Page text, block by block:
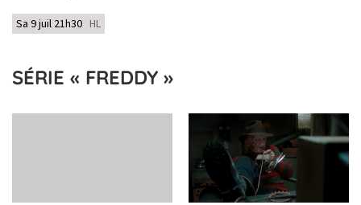
Sa 9 juil 21h30 HL
SÉRIE « FREDDY »